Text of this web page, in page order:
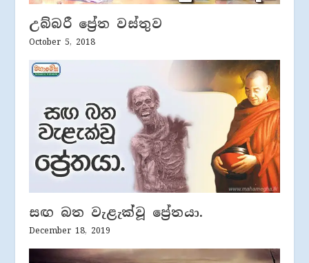
උබ්බරී ප්‍රේත වස්තුව
October 5, 2018
සඟ බත වැළැක්වූ ප්‍රේතයා.
December 18, 2019